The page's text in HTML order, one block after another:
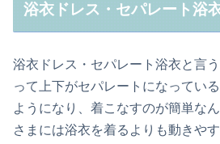
浴衣ドレス・セパレート浴
浴衣ドレス・セパレート浴衣と言
って上下がセパレートになってい
ようになり、着こなすのが簡単な
さまには浴衣を着るよりも動きや